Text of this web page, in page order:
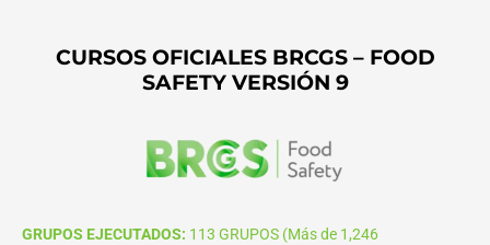
CURSOS OFICIALES BRCGS – FOOD
SAFETY VERSIÓN 9
GRUPOS EJECUTADOS: 113 GRUPOS (Más de 1,246